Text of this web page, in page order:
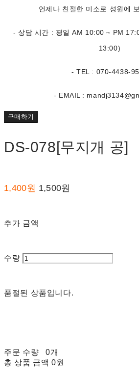
언제나 친절한 미소로 성원에
- 상담 시간 : 평일 AM 10:00 ~ PM
13:00)
- TEL : 070-4438-
- EMAIL :
구매하기
DS-078[무지개 공]
1,400원 1,500원
추가 금액
수량
품절된 상품입니다.
주문 수량
0개
총 상품 금액 0원